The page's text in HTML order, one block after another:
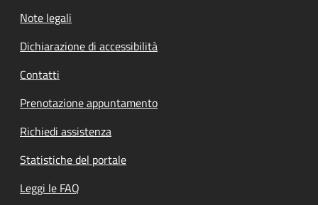
Note legali
Dichiarazione di accessibilità
Contatti
Prenotazione appuntamento
Richiedi assistenza
Statistiche del portale
Leggi le FAQ